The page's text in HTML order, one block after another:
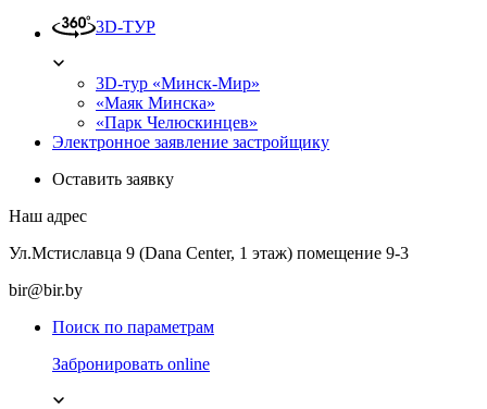
3D-ТУР
3D-тур «Минск-Мир»
«Маяк Минска»
«Парк Челюскинцев»
Электронное заявление застройщику
Оставить заявку
Наш адрес
Ул.Мстиславца 9 (Dana Center, 1 этаж) помещение 9-3
bir@bir.by
Поиск по параметрам
Забронировать online